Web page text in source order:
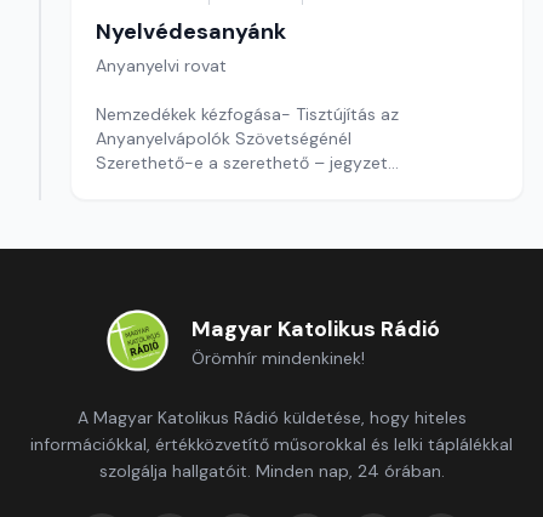
Nyelvédesanyánk
Anyanyelvi rovat
Nemzedékek kézfogása- Tisztújítás az
Anyanyelvápolók Szövetségénél
Szerethető-e a szerethető – jegyzet
Magyar Katolikus Rádió
Örömhír mindenkinek!
A Magyar Katolikus Rádió küldetése, hogy hiteles
információkkal, értékközvetítő műsorokkal és lelki táplálékkal
szolgálja hallgatóit. Minden nap, 24 órában.